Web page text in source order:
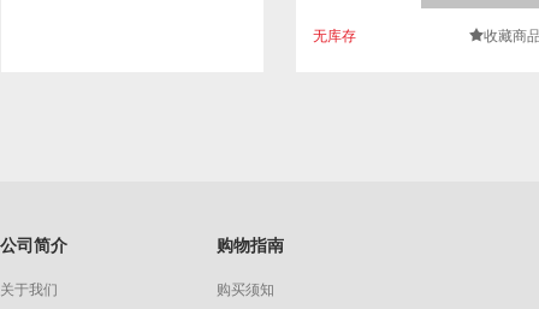
无库存 .收藏商
公司简介
关于我们
购物指南
购买须知